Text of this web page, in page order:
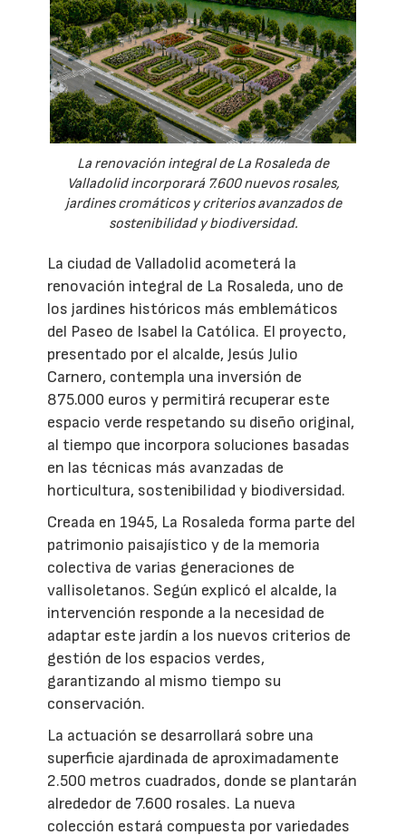
La renovación integral de La Rosaleda de
Valladolid incorporará 7.600 nuevos rosales,
jardines cromáticos y criterios avanzados de
sostenibilidad y biodiversidad.
La ciudad de Valladolid acometerá la
renovación integral de La Rosaleda, uno de
los jardines históricos más emblemáticos
del Paseo de Isabel la Católica. El proyecto,
presentado por el alcalde, Jesús Julio
Carnero, contempla una inversión de
875.000 euros y permitirá recuperar este
espacio verde respetando su diseño original,
al tiempo que incorpora soluciones basadas
en las técnicas más avanzadas de
horticultura, sostenibilidad y biodiversidad.
Creada en 1945, La Rosaleda forma parte del
patrimonio paisajístico y de la memoria
colectiva de varias generaciones de
vallisoletanos. Según explicó el alcalde, la
intervención responde a la necesidad de
adaptar este jardín a los nuevos criterios de
gestión de los espacios verdes,
garantizando al mismo tiempo su
conservación.
La actuación se desarrollará sobre una
superficie ajardinada de aproximadamente
2.500 metros cuadrados, donde se plantarán
alrededor de 7.600 rosales. La nueva
colección estará compuesta por variedades